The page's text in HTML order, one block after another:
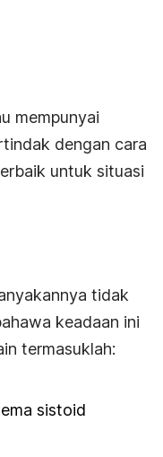
mempunyai
dengan cara
untuk situasi
tidak
keadaan ini
termasuklah:
sistoid